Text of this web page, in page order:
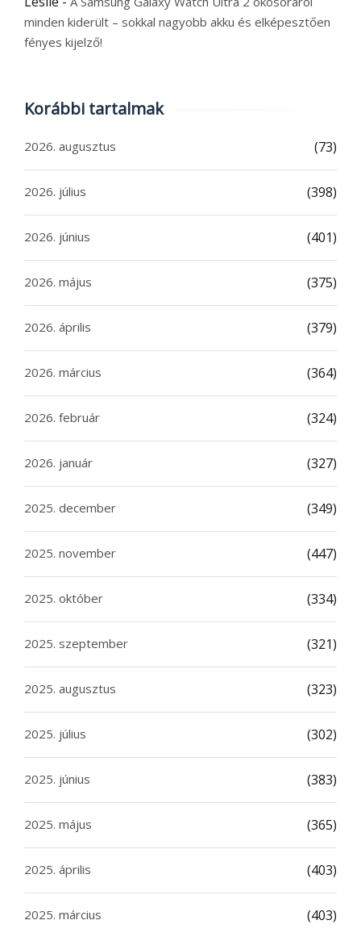
minden kiderült – sokkal nagyobb akku és elképesztően
fényes kijelző!
Korábbi tartalmak
2026. augusztus (73)
2026. július (398)
2026. június (401)
2026. május (375)
2026. április (379)
2026. március (364)
2026. február (324)
2026. január (327)
2025. december (349)
2025. november (447)
2025. október (334)
2025. szeptember (321)
2025. augusztus (323)
2025. július (302)
2025. június (383)
2025. május (365)
2025. április (403)
2025. március (403)